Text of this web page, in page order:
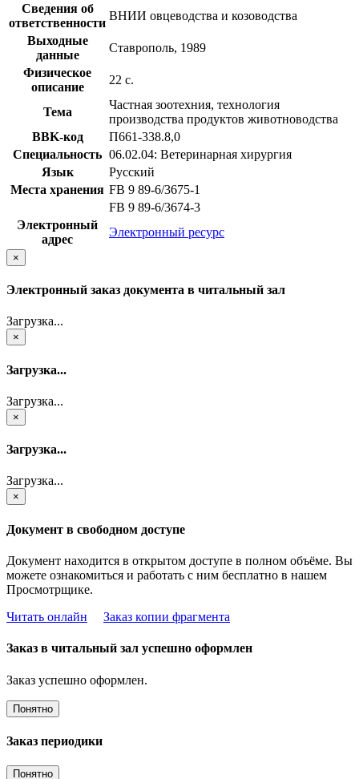
Сведения об
ответственности
ВНИИ овцеводства и козоводства
Выходные
данные
Ставрополь, 1989
Физическое
описание
22 с.
Тема
Частная зоотехния, технология
производства продуктов животноводства
BBK-код
П661-338.8,0
Специальность 06.02.04: Ветеринарная хирургия
Язык
Русский
Места хранения FB 9 89-6/3675-1
FB 9 89-6/3674-3
Электронный
адрес
Электронный ресурс
×
Электронный заказ документа в читальный зал
Загрузка...
×
Загрузка...
Загрузка...
×
Загрузка...
Загрузка...
×
Документ в свободном доступе
Документ находится в открытом доступе в полном объёме. Вы
можете ознакомиться и работать с ним бесплатно в нашем
Просмотрщике.
Читать онлайн
Заказ копии фрагмента
Заказ в читальный зал успешно оформлен
Заказ успешно оформлен.
Понятно
Заказ периодики
Понятно